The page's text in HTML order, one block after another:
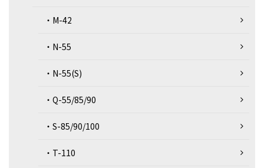
・M-42
・N-55
・N-55(S)
・Q-55/85/90
・S-85/90/100
・T-110